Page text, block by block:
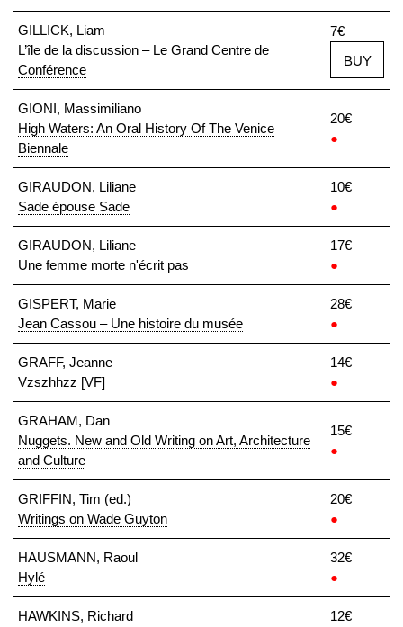
GILLICK, Liam
L’île de la discussion – Le Grand Centre de
Conférence
7€
BUY
GIONI, Massimiliano
High Waters: An Oral History Of The Venice
Biennale
20€
●
GIRAUDON, Liliane
Sade épouse Sade
10€
●
GIRAUDON, Liliane
Une femme morte n'écrit pas
17€
●
GISPERT, Marie
Jean Cassou – Une histoire du musée
28€
●
GRAFF, Jeanne
Vzszhhzz [VF]
14€
●
GRAHAM, Dan
Nuggets. New and Old Writing on Art, Architecture
and Culture
15€
●
GRIFFIN, Tim (ed.)
Writings on Wade Guyton
20€
●
HAUSMANN, Raoul
Hylé
32€
●
HAWKINS, Richard
12€